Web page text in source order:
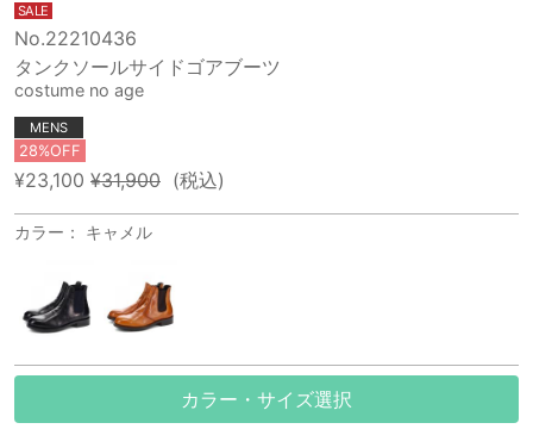
SALE
No.22210436
タンクソールサイドゴアブーツ
costume no age
MENS
28%OFF
¥23,100 ¥31,900 (税込)
カラー： キャメル
カラー・サイズ選択